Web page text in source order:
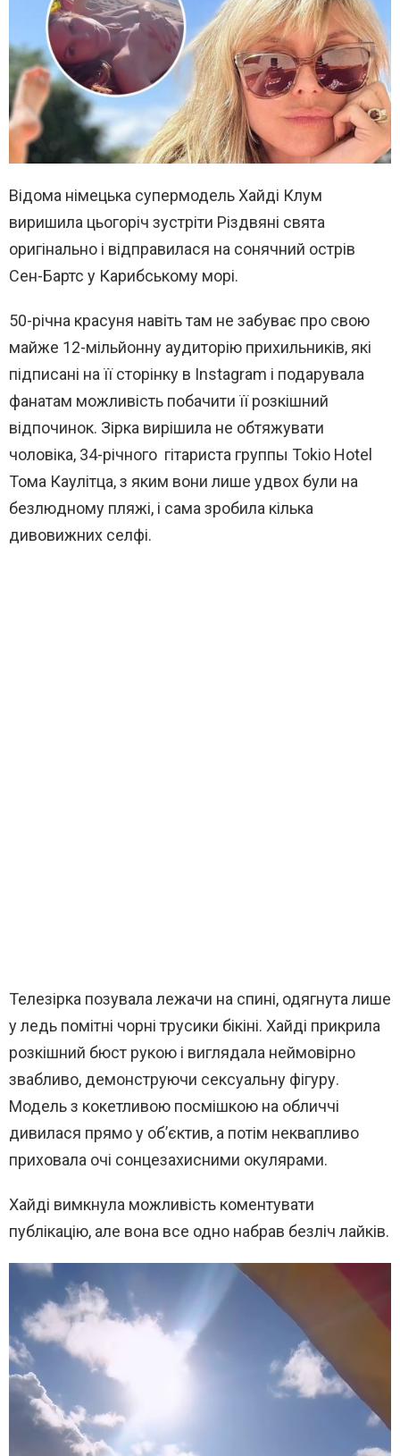
Відома німецька супермодель Хайді Клум
виришила цьогоріч зустріти Різдвяні свята
оригінально і відправилася на сонячний острів
Сен-Бартс у Карибському морі.
50-річна красуня навіть там не забуває про свою
майже 12-мільйонну аудиторію прихильників, які
підписані на її сторінку в Instagram і подарувала
фанатам можливість побачити її розкішний
відпочинок. Зірка вирішила не обтяжувати
чоловіка, 34-річного гітариста группы Tokio Hotel
Тома Каулітца, з яким вони лише удвох були на
безлюдному пляжі, і сама зробила кілька
дивовижних селфі.
Телезірка позувала лежачи на спині, одягнута лише
у ледь помітні чорні трусики бікіні. Хайді прикрила
розкішний бюст рукою і виглядала неймовірно
звабливо, демонструючи сексуальну фігуру.
Модель з кокетливою посмішкою на обличчі
дивилася прямо у об’єктив, а потім неквапливо
приховала очі сонцезахисними окулярами.
Хайді вимкнула можливість коментувати
публікацію, але вона все одно набрав безліч лайків.
е
о